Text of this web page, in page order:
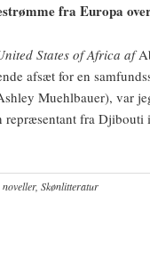
fra Europa
States of Africa af
afsæt for en
Muehlbauer), var
repræsentant fra Djibouti
, Skønlitteratur